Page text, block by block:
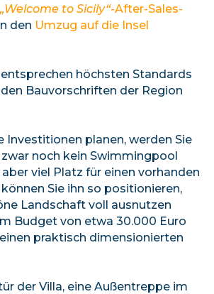
„Welcome to Sicily“-After-Sales-
den Umzug auf die Insel
höchsten Standards
Bauvorschriften der Region
Investitionen planen, werden Sie
noch kein Swimmingpool
viel Platz für einen vorhanden
Sie ihn so positionieren,
Landschaft voll ausnutzen
Budget von etwa 30.000 Euro
praktisch dimensionierten
der Villa, eine Außentreppe im